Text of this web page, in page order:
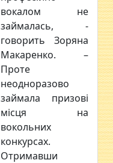
вокалом не
займалась, -
говорить Зоряна
Макаренко. –
Проте
неодноразово
займала призові
місця на
вокольних
конкурсах.
Отримавши